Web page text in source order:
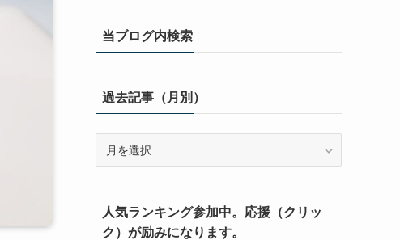
当ブログ内検索
過去記事（月別）
（月
別）
人気ランキング参加中。応援（クリッ
ク）が励みになります。